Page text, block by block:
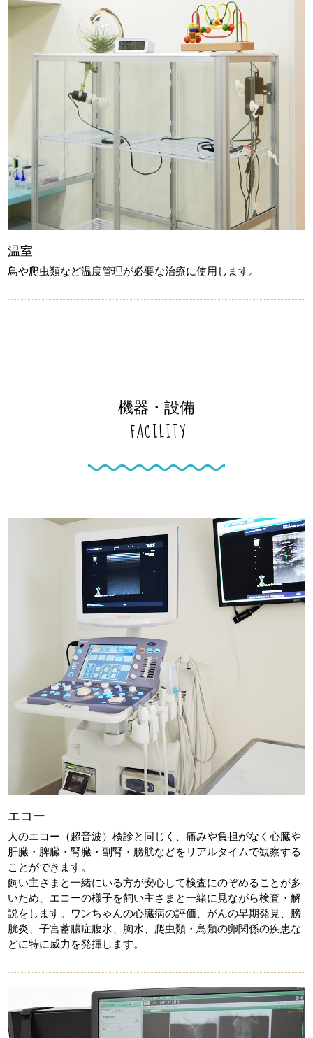
温室
鳥や爬虫類など温度管理が必要な治療に使用します。
機器・設備
FACILITY
エコー
人のエコー（超音波）検診と同じく、痛みや負担がなく心臓や
肝臓・脾臓・腎臓・副腎・膀胱などをリアルタイムで観察する
ことができます。
飼い主さまと一緒にいる方が安心して検査にのぞめることが多
いため、エコーの様子を飼い主さまと一緒に見ながら検査・解
説をします。ワンちゃんの心臓病の評価、がんの早期発見、膀
胱炎、子宮蓄膿症腹水、胸水、爬虫類・鳥類の卵関係の疾患な
どに特に威力を発揮します。